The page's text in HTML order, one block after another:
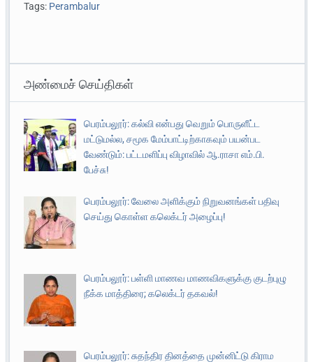
Tags: Perambalur
அண்மைச் செய்திகள்
பெரம்பலூர்: கல்வி என்பது வெறும் பொருளீட்ட
மட்டுமல்ல, சமூக மேம்பாட்டிற்காகவும் பயன்பட
வேண்டும்: பட்டமளிப்பு விழாவில் ஆ.ராசா எம்.பி.
பேச்சு!
பெரம்பலூர்: வேலை அளிக்கும் நிறுவனங்கள் பதிவு
செய்து கொள்ள கலெக்டர் அழைப்பு!
பெரம்பலூர்: பள்ளி மாணவ மாணவிகளுக்கு குடற்புழு
நீக்க மாத்திரை; கலெக்டர் தகவல்!
பெரம்பலூர்: சுதந்திர தினத்தை முன்னிட்டு கிராம